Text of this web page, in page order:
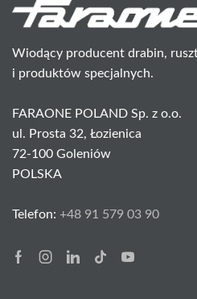
Wiodący producent drabin,
i produktów specjalnych.
FARAONE POLAND Sp. z o.o.
ul. Prosta 32, Łozienica
72-100 Goleniów
POLSKA
Telefon: +48 91 579 03 90
FacebookInstagram
Linkedin
Tik-
Youtube